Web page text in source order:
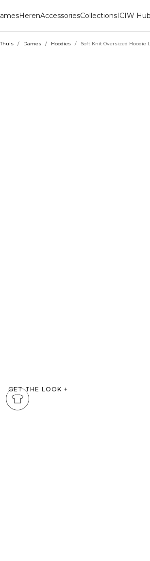
HerenAccessoriesCollectionsICIW Hub
Thuis / Dames / Hoodies / Soft Knit Oversized Hoodie
GET THE LOOK +